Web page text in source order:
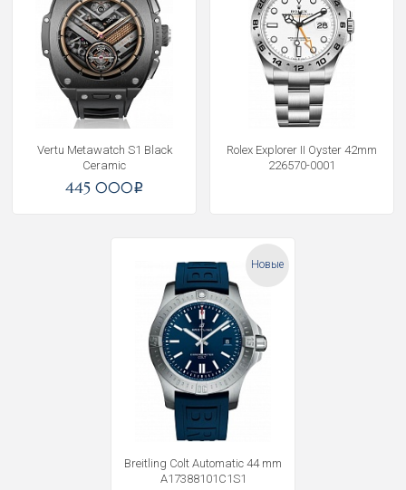
Vertu Metawatch S1 Black
Ceramic
445 000i
Rolex Explorer II Oyster 42mm
226570-0001
Новые
Breitling Colt Automatic 44 mm
A17388101C1S1
Получать на почту